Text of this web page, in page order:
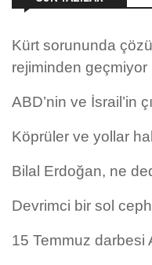
Kürt sorununda
rejiminden geçmiyor
ABD’nin ve İsrail’in
Köprüler ve yollar
Bilal Erdoğan, ne
Devrimci bir sol
15 Temmuz darbesi